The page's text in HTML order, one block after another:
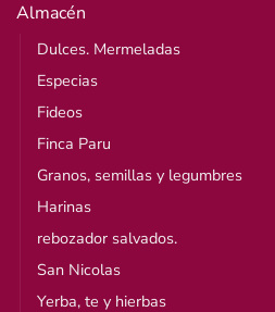
Almacén
Dulces. Mermeladas
Especias
Fideos
Finca Paru
Granos, semillas y legumbres
Harinas
rebozador salvados.
San Nicolas
Yerba, te y hierbas